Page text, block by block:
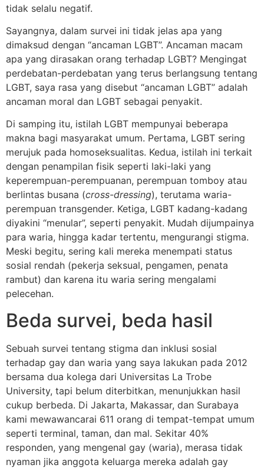
tidak selalu negatif.
Sayangnya, dalam survei ini tidak jelas apa yang
dimaksud dengan “ancaman LGBT”. Ancaman macam
apa yang dirasakan orang terhadap LGBT? Mengingat
perdebatan-perdebatan yang terus berlangsung tentang
LGBT, saya rasa yang disebut “ancaman LGBT” adalah
ancaman moral dan LGBT sebagai penyakit.
Di samping itu, istilah LGBT mempunyai beberapa
makna bagi masyarakat umum. Pertama, LGBT sering
merujuk pada homoseksualitas. Kedua, istilah ini terkait
dengan penampilan fisik seperti laki-laki yang
keperempuan-perempuanan, perempuan tomboy atau
berlintas busana (cross-dressing), terutama waria-
perempuan transgender. Ketiga, LGBT kadang-kadang
diyakini “menular”, seperti penyakit. Mudah dijumpainya
para waria, hingga kadar tertentu, mengurangi stigma.
Meski begitu, sering kali mereka menempati status
sosial rendah (pekerja seksual, pengamen, penata
rambut) dan karena itu waria sering mengalami
pelecehan.
Beda survei, beda hasil
Sebuah survei tentang stigma dan inklusi sosial
terhadap gay dan waria yang saya lakukan pada 2012
bersama dua kolega dari Universitas La Trobe
University, tapi belum diterbitkan, menunjukkan hasil
cukup berbeda. Di Jakarta, Makassar, dan Surabaya
kami mewawancarai 611 orang di tempat-tempat umum
seperti terminal, taman, dan mal. Sekitar 40%
responden, yang mengenal gay (waria), merasa tidak
nyaman jika anggota keluarga mereka adalah gay